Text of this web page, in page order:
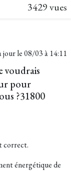
3429 vues
jour le08/03 à 14:11
voudrais
pour
?31800
correct.
énergétique de